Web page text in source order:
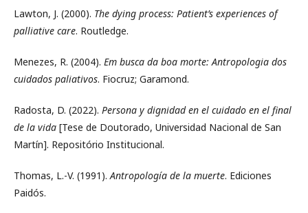
Lawton, J. (2000). The dying process: Patient’s experiences of
palliative care. Routledge.
Menezes, R. (2004). Em busca da boa morte: Antropologia dos
cuidados paliativos. Fiocruz; Garamond.
Radosta, D. (2022). Persona y dignidad en el cuidado en el final
de la vida [Tese de Doutorado, Universidad Nacional de San
Martín]. Repositório Institucional.
Thomas, L.-V. (1991).Antropología de la muerte. Ediciones
Paidós.